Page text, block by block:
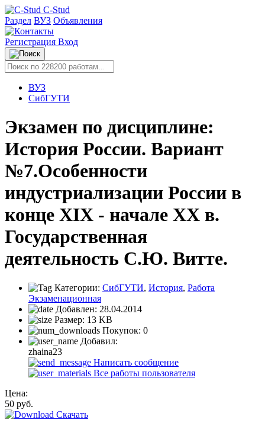
C-Stud
Раздел ВУЗ Объявления
Регистрация Вход
ВУЗ
СибГУТИ
Экзамен по дисциплине:
История России. Вариант
№7.Особенности
индустриализации России в
конце XIX - начале XX в.
Государственная
деятельность С.Ю. Витте.
Категории: СибГУТИ, История, Работа
Экзаменационная
Добавлен: 28.04.2014
Размер: 13 KB
Покупок: 0
Добавил:
zhaina23
Написать сообщение
Все работы пользователя
Цена:
50 руб.
Скачать